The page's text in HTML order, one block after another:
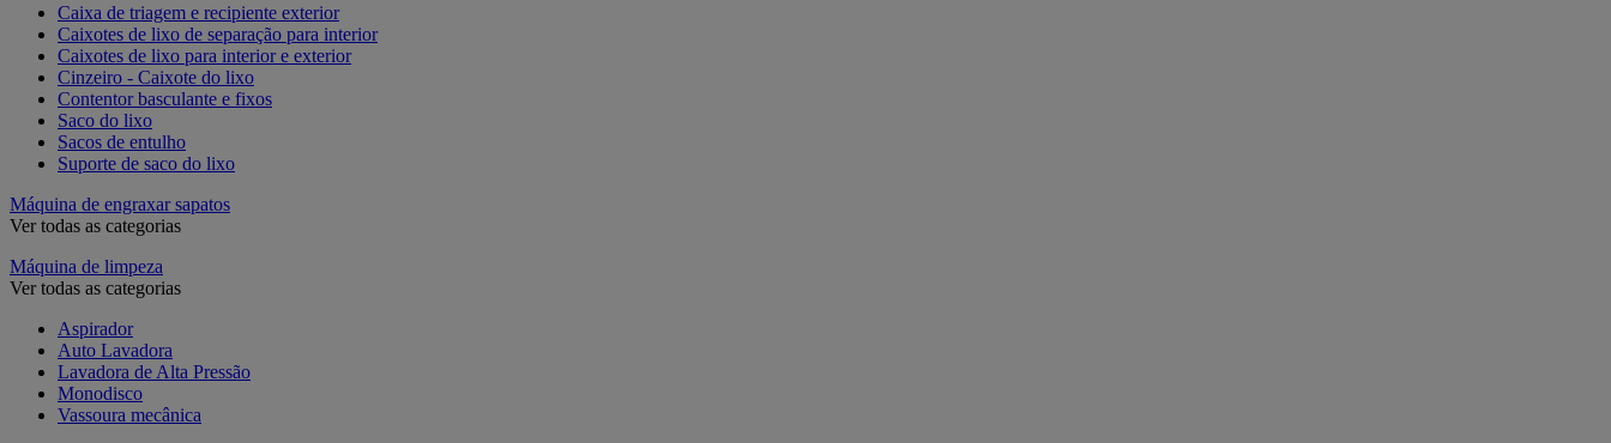
Caixa de triagem e recipiente exterior
Caixotes de lixo de separação para interior
Caixotes de lixo para interior e exterior
Cinzeiro - Caixote do lixo
Contentor basculante e fixos
Saco do lixo
Sacos de entulho
Suporte de saco do lixo
Máquina de engraxar sapatos
Ver todas as categorias
Máquina de limpeza
Ver todas as categorias
Aspirador
Auto Lavadora
Lavadora de Alta Pressão
Monodisco
Vassoura mecânica